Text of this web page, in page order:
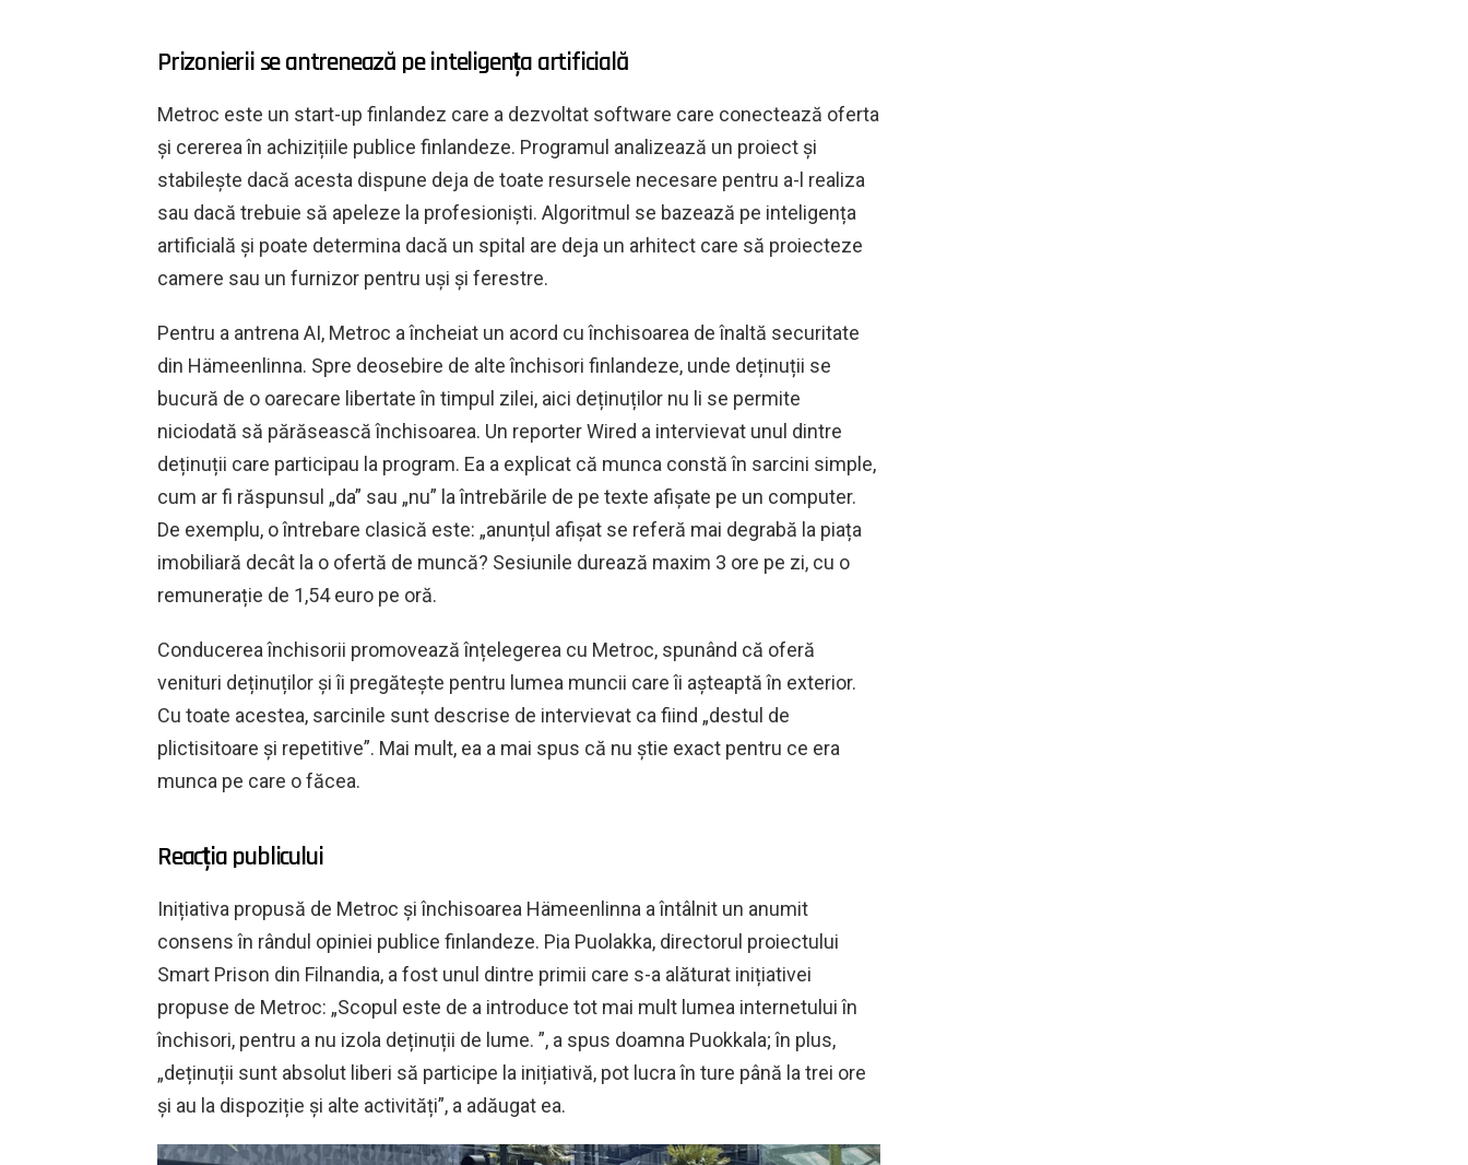
Prizonierii se antrenează pe inteligența artificială
Metroc este un start-up finlandez care a dezvoltat software care conectează oferta
și cererea în achizițiile publice finlandeze. Programul analizează un proiect și
stabilește dacă acesta dispune deja de toate resursele necesare pentru a-l realiza
sau dacă trebuie să apeleze la profesioniști. Algoritmul se bazează pe inteligența
artificială și poate determina dacă un spital are deja un arhitect care să proiecteze
camere sau un furnizor pentru uși și ferestre.
Pentru a antrena AI, Metroc a încheiat un acord cu închisoarea de înaltă securitate
din Hämeenlinna. Spre deosebire de alte închisori finlandeze, unde deținuții se
bucură de o oarecare libertate în timpul zilei, aici deținuților nu li se permite
niciodată să părăsească închisoarea. Un reporter Wired a intervievat unul dintre
deținuții care participau la program. Ea a explicat că munca constă în sarcini simple,
cum ar fi răspunsul „da” sau „nu” la întrebările de pe texte afișate pe un computer.
De exemplu, o întrebare clasică este: „anunțul afișat se referă mai degrabă la piața
imobiliară decât la o ofertă de muncă? Sesiunile durează maxim 3 ore pe zi, cu o
remunerație de 1,54 euro pe oră.
Conducerea închisorii promovează înțelegerea cu Metroc, spunând că oferă
venituri deținuților și îi pregătește pentru lumea muncii care îi așteaptă în exterior.
Cu toate acestea, sarcinile sunt descrise de intervievat ca fiind „destul de
plictisitoare și repetitive”. Mai mult, ea a mai spus că nu știe exact pentru ce era
munca pe care o făcea.
Reacția publicului
Inițiativa propusă de Metroc și închisoarea Hämeenlinna a întâlnit un anumit
consens în rândul opiniei publice finlandeze. Pia Puolakka, directorul proiectului
Smart Prison din Filnandia, a fost unul dintre primii care s-a alăturat inițiativei
propuse de Metroc: „Scopul este de a introduce tot mai mult lumea internetului în
închisori, pentru a nu izola deținuții de lume. ”, a spus doamna Puokkala; în plus,
„deținuții sunt absolut liberi să participe la inițiativă, pot lucra în ture până la trei ore
și au la dispoziție și alte activități”, a adăugat ea.